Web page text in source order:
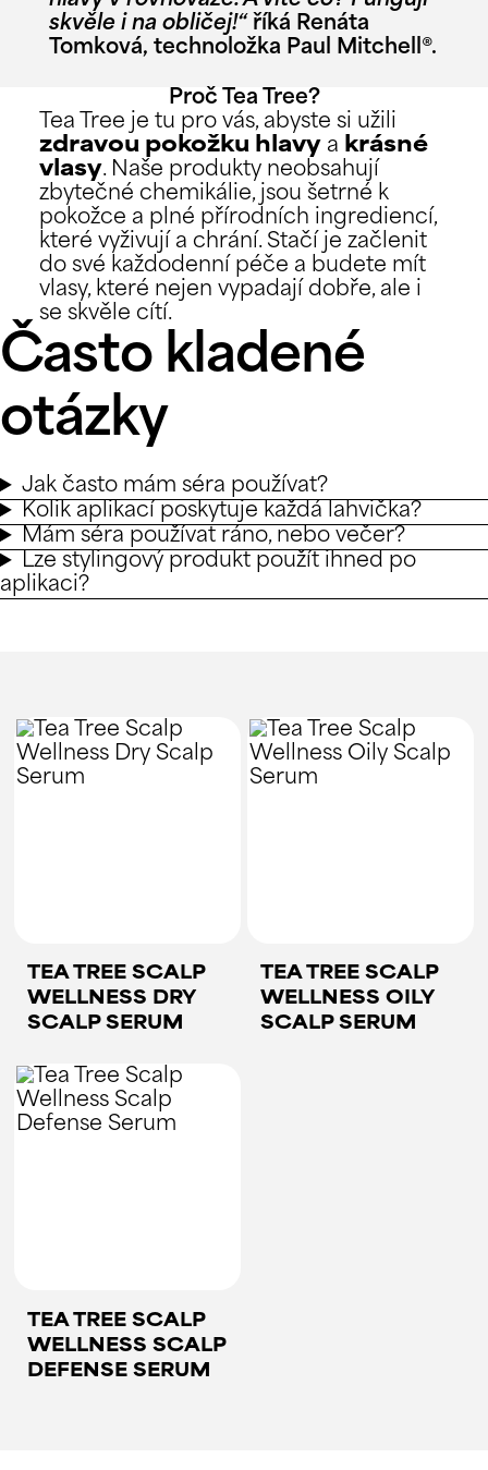
skvěle i na obličej!“ říká Renáta
Tomková, technoložka Paul Mitchell®.
Proč Tea Tree?
Tea Tree je tu pro vás, abyste si užili
zdravou pokožku hlavya krásné
vlasy. Naše produkty neobsahují
zbytečné chemikálie, jsou šetrné k
pokožce a plné přírodních ingrediencí,
které vyživují a chrání. Stačí je začlenit
do své každodenní péče a budete mít
vlasy, které nejen vypadají dobře, ale i
se skvěle cítí.
Často kladené
otázky
Jak často mám séra používat?
Kolik aplikací poskytuje každá lahvička?
Mám séra používat ráno, nebo večer?
Lze stylingový produkt použít ihned po
aplikaci?
TEA TREE SCALP
WELLNESS DRY
SCALP SERUM
TEA TREE SCALP
WELLNESS OILY
SCALP SERUM
TEA TREE SCALP
WELLNESS SCALP
DEFENSE SERUM